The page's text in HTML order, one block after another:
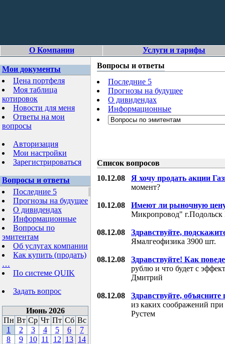
О Компании Услуги и тарифы
Мои документы
Цена портфеля
Моя таблица
котировок
Новости для меня
Ответы на мои
вопросы
Авторизация
Мои настройки
Зарегистрироваться
Вопросы и ответы
Последние 5
Прогнозы на будущее
О дивидендах
Информационные
Вопросы по
эмитентам
Об услугах компании
Как купить (продать)
…
По системе QUIK
Задать вопрос
Июнь 2026
Пн Вт Ср Чт Пт Сб Вс
1
2 3 4 5 6
7
8
9 10 11 12 13 14
Вопросы и ответы
Последние 5
Прогнозы на будущее
О дивидендах
Информационные
Список вопросов
10.12.08 Я хочу продать акции
момент?
10.12.08
Имеют ли рыночную
Микропровод"
08.12.08
Здравствуйте,
Ямалгеофизика 3900 шт.
08.12.08
Здравствуйте! Как
рублю и что будет с
Дмитрий
08.12.08
Здравствуйте, объясните
из каких соображений
Рустем